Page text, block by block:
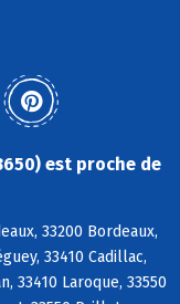
est proche de
33200 Bordeaux,
33410 Cadillac,
33410 Laroque, 33550